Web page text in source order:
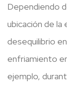
Dependiendo
ubicación de la
desequilibrio
enfriamiento
ejemplo,